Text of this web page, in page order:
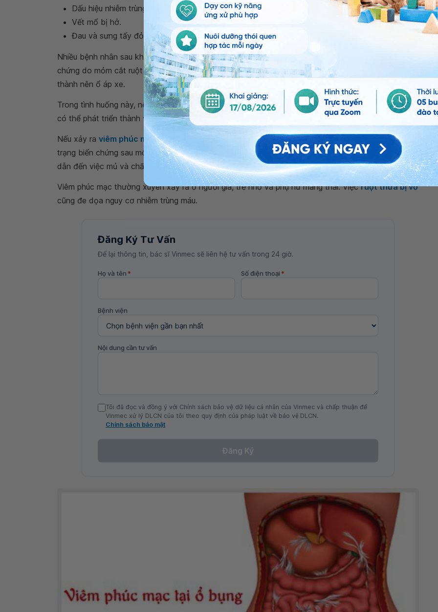
Dấu hiệu nhiễm trùng như vết mổ sưng đỏ, đau đớn, vết thương có mủ…
Vết mổ bị hở.
Đau và sưng tấy đỏ ở háng, đùi và bắp chân.
Nhiều bệnh nhân sau khi xuất viện có thể gặp phải đau bụng nghiêm trọng. Điều này có thể là biến
chứng do mỏm cắt ruột thừa bị tổn thương nghiêm trọng, phần ruột thừa sót lại bị hoại tử hình
thành nên ổ áp xe.
Trong tình huống này, nếu việc nhập viện và chẩn đoán không được thực hiện kịp thời, bệnh nhân
có thể phát triển thành viêm nhiễm phúc mạc, một biến chứng nguy hiểm có thể gây tử vong.
Nếu xảy ra viêm phúc mạc, bệnh nhân sẽ cần phải được điều trị bằng thuốc kháng sinh. Đây là tình
trạng biến chứng sau mổ nội soi viêm ruột thừa khá nguy hiểm, thường xảy ra khi ruột thừa bị vỡ,
dẫn đến việc mủ và chất lỏng tràn vào ổ bụng.
Viêm phúc mạc thường xuyên xảy ra ở người già, trẻ nhỏ và phụ nữ mang thai. Việcruột thừa bị vỡ
cũng đe dọa nguy cơ nhiễm trùng máu.
Đăng Ký Tư Vấn
Để lại thông tin, bác sĩ Vinmec sẽ liên hệ tư vấn trong 24 giờ.
Họ và tên * Số điện thoại *
Bệnh viện
Nội dung cần tư vấn
Tôi đã đọc và đồng ý với Chính sách bảo vệ dữ liệu cá nhân của Vinmec và chấp thuận để
Vinmec xử lý DLCN của tôi theo quy định của pháp luật về bảo vệ DLCN.
Chính sách bảo mật
Đăng Ký